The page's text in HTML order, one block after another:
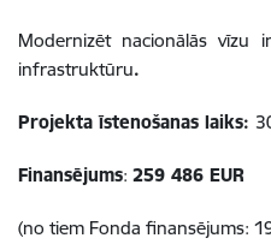
Modernizēt nacionālās vīzu
infrastruktūru.
Projekta īstenošanas laiks:
Finansējums: 259 486 EUR
(no tiem Fonda finansējums: